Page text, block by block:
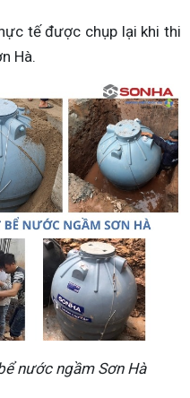
tế được chụp lại khi thi
Hà.
nước ngầm Sơn Hà